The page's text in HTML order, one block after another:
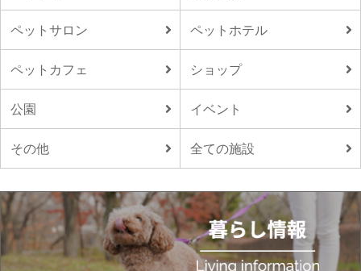
ペットサロン ペットホテル
ペットカフェ ショップ
公園 イベント
その他 全ての施設